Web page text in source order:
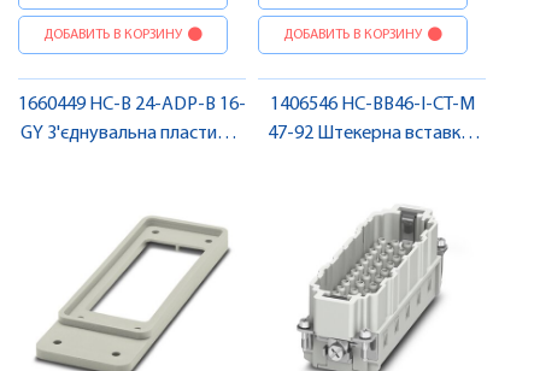
ДОБАВИТЬ В КОРЗИНУ ДОБАВИТЬ В КОРЗИНУ
1660449 HC-B 24-ADP-B 16-
GY З'єднувальна пластина ,
1406546 HC-BB46-I-CT-M
47-92 Штекерна вставка ,